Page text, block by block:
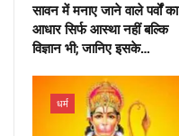
सावन में मनाए जाने वाले पर्वों का
आधार सिर्फ आस्था नहीं बल्कि
विज्ञान भी; जानिए इसके…
धर्म